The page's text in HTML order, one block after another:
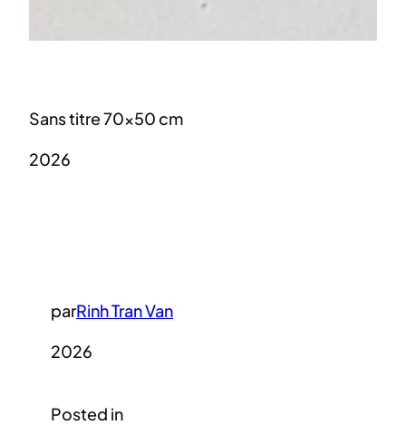
Sans titre 70×50 cm
2026
parRinh Tran Van
2026
Posted in